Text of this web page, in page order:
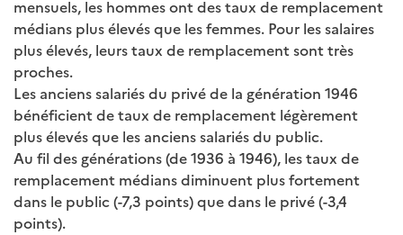
mensuels, les hommes ont des taux de remplacement
médians plus élevés que les femmes. Pour les salaires
plus élevés, leurs taux de remplacement sont très
proches.
Les anciens salariés du privé de la génération 1946
bénéficient de taux de remplacement légèrement
plus élevés que les anciens salariés du public.
Au fil des générations (de 1936 à 1946), les taux de
remplacement médians diminuent plus fortement
dans le public (-7,3 points) que dans le privé (-3,4
points).